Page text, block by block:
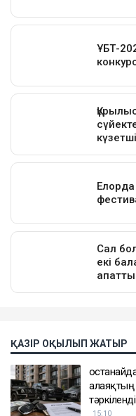
ҚАЗІР ОҚЫЛЫП ЖАТЫР
алаяқтың
тәркіленді
15:10